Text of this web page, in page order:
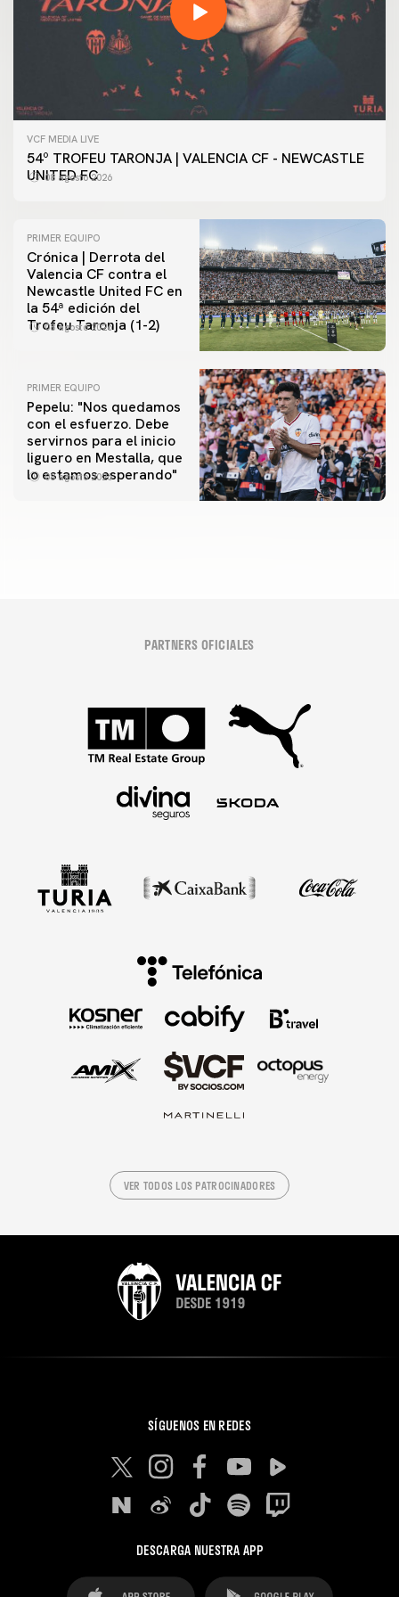
VCF MEDIA LIVE
54º TROFEU TARONJA | VALENCIA CF - NEWCASTLE
UNITED FC
08 agosto 2026
PRIMER EQUIPO
Crónica | Derrota del
Valencia CF contra el
Newcastle United FC en
la 54ª edición del
Trofeu Taronja (1-2)
08 agosto 2026
PRIMER EQUIPO
Pepelu: "Nos quedamos
con el esfuerzo. Debe
servirnos para el inicio
liguero en Mestalla, que
lo estamos esperando"
08 agosto 2026
PRIMER EQUIPO
Las fotos del Valencia CF-Newcastle United FC
PARTNERS OFICIALES
VER TODOS LOS PATROCINADORES
SÍGUENOS EN REDES
DESCARGA NUESTRA APP